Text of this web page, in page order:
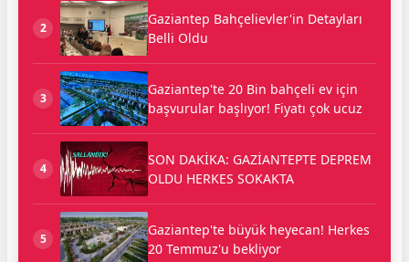
2
Gaziantep Bahçelievler'in Detayları
Belli Oldu
3
Gaziantep'te 20 Bin bahçeli ev için
başvurular başlıyor! Fiyatı çok ucuz
4
SON DAKİKA: GAZİANTEPTE DEPREM
OLDU HERKES SOKAKTA
5
Gaziantep'te büyük heyecan! Herkes
20 Temmuz'u bekliyor